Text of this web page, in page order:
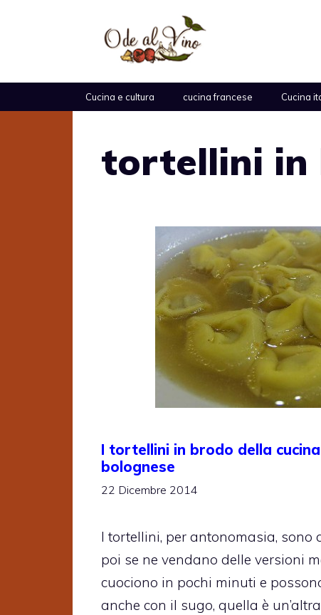
Cucina e cultura cucina francese Cucina
tortellini in
I tortellini in brodo della
bolognese
22 Dicembre 2014
I tortellini, per antonomasia, sono
poi se ne vendano delle versioni
cuociono in pochi minuti e
anche con il sugo, quella è